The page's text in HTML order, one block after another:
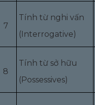
7
Tính từ nghi vấn
(Interrogative)
8
Tính từ sở hữu
(Possessives)